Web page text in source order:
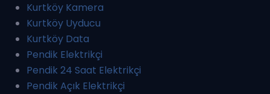
Kurtköy Kamera
Kurtköy Uyducu
Kurtköy Data
Pendik Elektrikçi
Pendik 24 Saat Elektrikçi
Pendik Açık Elektrikçi